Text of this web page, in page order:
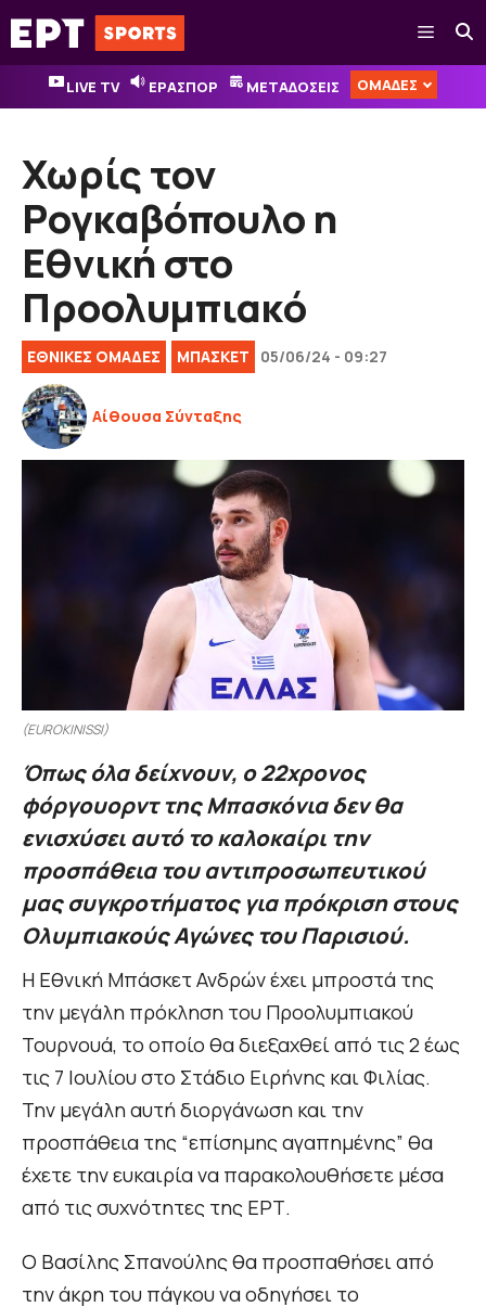
Μετάβαση
σε
περιεχόμενο
Μενού
LIVE TV ΕΡΑΣΠΟΡ ΜΕΤΑΔΟΣΕΙΣ ΟΜΑΔΕΣ
Χωρίς τον
Ρογκαβόπουλο η
Εθνική στο
Προολυμπιακό
EΘΝΙΚΈΣ OΜΆΔΕΣ ΜΠΑΣΚΕΤ 05/06/24 - 09:27
Αίθουσα Σύνταξης
(EUROKINISSI)
Όπως όλα δείχνουν, ο 22χρονος
φόργουορντ της Μπασκόνια δεν θα
ενισχύσει αυτό το καλοκαίρι την
προσπάθεια του αντιπροσωπευτικού
μας συγκροτήματος για πρόκριση στους
Ολυμπιακούς Αγώνες του Παρισιού.
Η Εθνική Μπάσκετ Ανδρών έχει μπροστά της
την μεγάλη πρόκληση του Προολυμπιακού
Τουρνουά, το οποίο θα διεξαχθεί από τις 2 έως
τις 7 Ιουλίου στο Στάδιο Ειρήνης και Φιλίας.
Την μεγάλη αυτή διοργάνωση και την
προσπάθεια της “επίσημης αγαπημένης” θα
έχετε την ευκαιρία να παρακολουθήσετε μέσα
από τις συχνότητες της ΕΡΤ.
Ο Βασίλης Σπανούλης θα προσπαθήσει από
την άκρη του πάγκου να οδηγήσει το